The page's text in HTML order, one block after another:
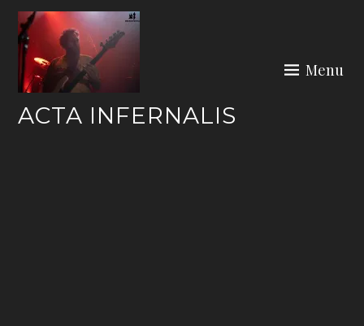
Skip
content
ACTA INFERNALIS
Menu